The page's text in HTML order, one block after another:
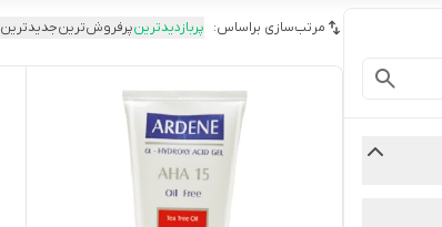
مرتب‌سازی براساس: پربازدیدترینپرفروش‌ترینجدیدترین